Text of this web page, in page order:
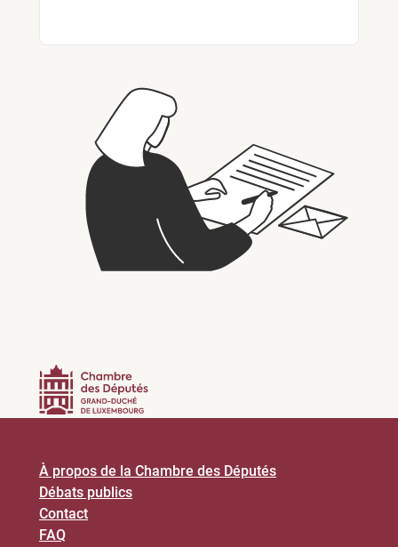
À propos de la Chambre des Députés
Débats publics
Contact
FAQ